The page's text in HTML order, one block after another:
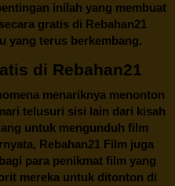
inilah yang membuat
gratis di Rebahan21
yang terus berkembang.
di Rebahan21
menariknya menonton
telusuri sisi lain dari kisah
untuk mengunduh film
Rebahan21 Film juga
para penikmat film yang
mereka untuk ditonton di